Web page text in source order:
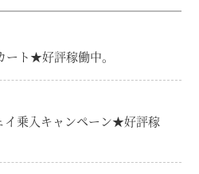
ト★好評稼働中。
乗入キャンペーン★好評稼